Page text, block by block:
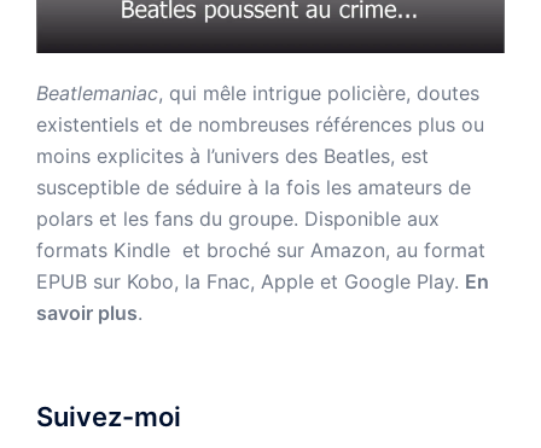
Beatlemaniac, qui mêle intrigue policière, doutes
existentiels et de nombreuses références plus ou
moins explicites à l’univers des Beatles, est
susceptible de séduire à la fois les amateurs de
polars et les fans du groupe. Disponible aux
formats Kindle et broché sur Amazon, au format
EPUB sur Kobo, la Fnac, Apple et Google Play. En
savoir plus.
Suivez-moi